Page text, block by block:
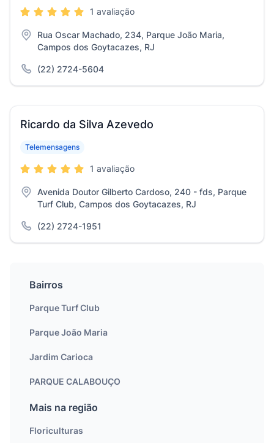
1 avaliação
Rua Oscar Machado, 234, Parque João Maria,
Campos dos Goytacazes, RJ
(22) 2724-5604
Ricardo da Silva Azevedo
Telemensagens
1 avaliação
Avenida Doutor Gilberto Cardoso, 240 - fds, Parque
Turf Club, Campos dos Goytacazes, RJ
(22) 2724-1951
Bairros
Parque Turf Club
Parque João Maria
Jardim Carioca
PARQUE CALABOUÇO
Mais na região
Floriculturas